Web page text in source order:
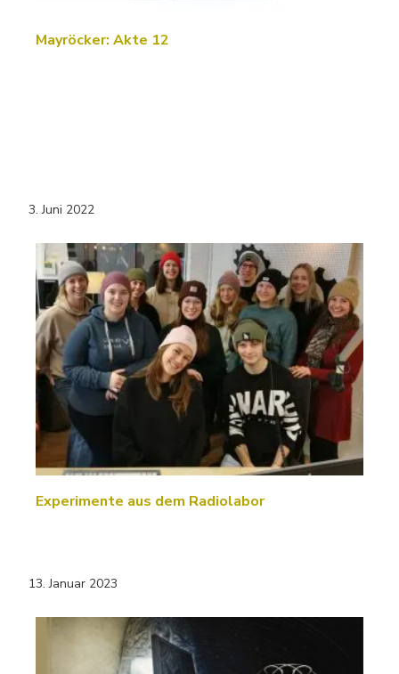
Mayröcker: Akte 12
3. Juni 2022
Experimente aus dem Radiolabor
13. Januar 2023